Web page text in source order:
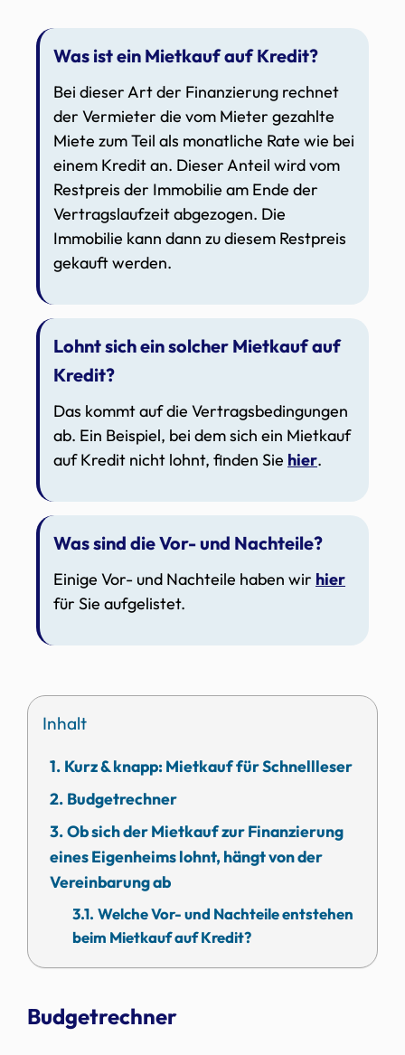
Was ist ein Mietkauf auf Kredit?
Bei dieser Art der Finanzierung rechnet
der Vermieter die vom Mieter gezahlte
Miete zum Teil als monatliche Rate wie bei
einem Kredit an. Dieser Anteil wird vom
Restpreis der Immobilie am Ende der
Vertragslaufzeit abgezogen. Die
Immobilie kann dann zu diesem Restpreis
gekauft werden.
Lohnt sich ein solcher Mietkauf auf
Kredit?
Das kommt auf die Vertragsbedingungen
ab. Ein Beispiel, bei dem sich ein Mietkauf
auf Kredit nicht lohnt, finden Sie hier.
Was sind die Vor- und Nachteile?
Einige Vor- und Nachteile haben wir hier
für Sie aufgelistet.
Inhalt
Kurz & knapp: Mietkauf für Schnellleser
Budgetrechner
Ob sich der Mietkauf zur Finanzierung
eines Eigenheims lohnt, hängt von der
Vereinbarung ab
Welche Vor- und Nachteile entstehen
beim Mietkauf auf Kredit?
Budgetrechner